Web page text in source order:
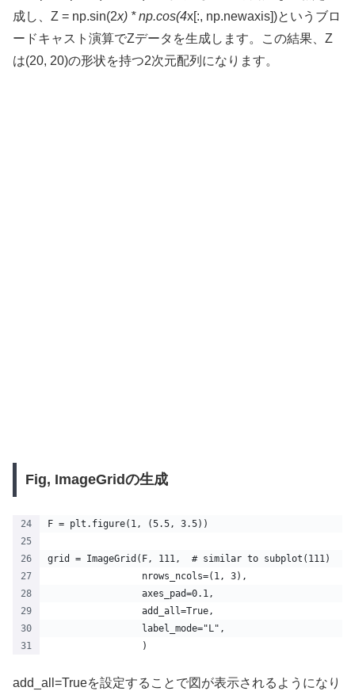
成し、Z = np.sin(2x) * np.cos(4x[:, np.newaxis])というブロ
ードキャスト演算でZデータを生成します。この結果、Z
は(20, 20)の形状を持つ2次元配列になります。
Fig, ImageGridの生成
F = plt.figure(1, (5.5, 3.5))
grid = ImageGrid(F, 111,  # similar to subplot(111)
                 nrows_ncols=(1, 3),
                 axes_pad=0.1,
                 add_all=True,
                 label_mode="L",
                 )
add_all=Trueを設定することで図が表示されるようになり